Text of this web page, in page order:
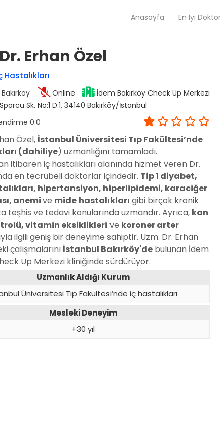
Anasayfa En İyi
Sağlam
Muratpaşa
Nazik
Doç. Dr. Songül
Adana / Seyhan
Esin Karçin
/ Şehitkamil
Tüm Doktorlar
Tüm doktorları göster
Erhan Özel
Hastalıkları
Bakırköy Online
İdem Bakırköy Check Up Merkezi
Sk. No:1 D:1, 34140 Bakırköy/İstanbul
0.0
Özel, İstanbul Üniversitesi Tıp Fakültesi’nde
(dahiliye) uzmanlığını tamamladı.
itibaren iç hastalıkları alanında hizmet veren Dr.
en tecrübeli doktorlar içindedir. Tip 1 diyabet,
hipertansiyon, hiperlipidemi, karaciğer
anemive mide hastalıkları gibi birçok kronik
teşhis ve tedavi konularında uzmandır. Ayrıca, kan
vitamin eksiklikleri ve koroner arter
ilgili geniş bir deneyime sahiptir. Uzm. Dr. Erhan
çalışmalarını İstanbul Bakırköy'de bulunan İdem
Up Merkezi kliniğinde sürdürüyor.
Uzmanlık Aldığı Kurum
Üniversitesi Tıp Fakültesi’nde iç hastalıkları
Mesleki Deneyim
+30 yıl